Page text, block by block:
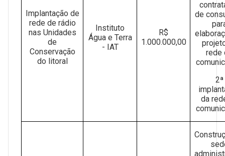
Implantação de
rede de rádio
nas Unidades
de
Conservação
do litoral
Instituto
Água e Terra
- IAT
R$
1.000.000,00
de
rede
2ª
da